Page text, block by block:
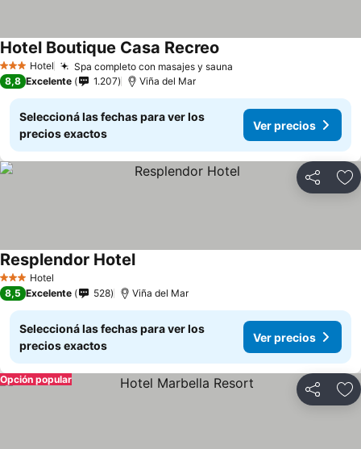
3 Estrellas
Hotel Spa completo con masajes y sauna
Hotel Boutique Casa Recreo
8,8 Excelente 1.207 Viña del Mar
Seleccioná las fechas para ver los
precios exactos
Ver precios
Compartir
3 Estrellas
Hotel
Resplendor Hotel
8,5 Excelente 528 Viña del Mar
Seleccioná las fechas para ver los
precios exactos
Ver precios
Compartir
Opción popular